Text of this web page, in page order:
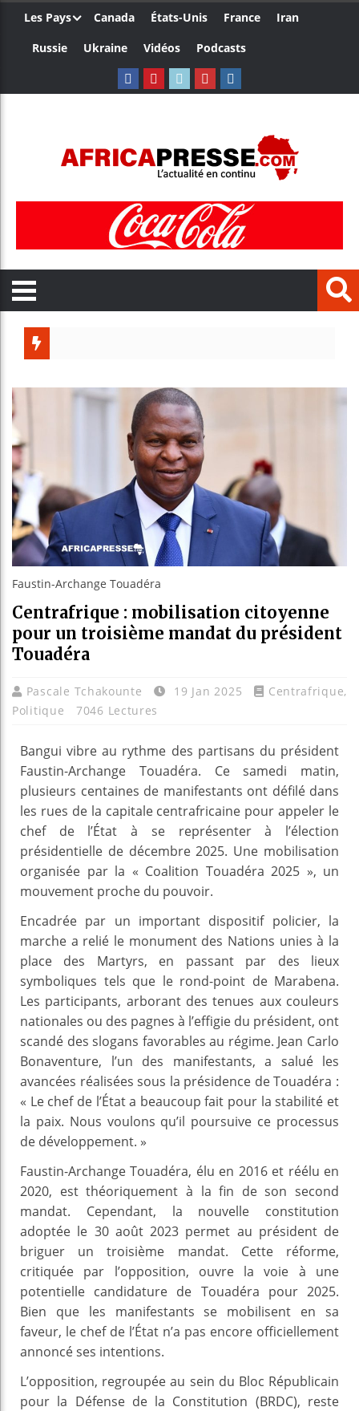
Les Pays Canada États-Unis France
Iran
Russie
Ukraine Vidéos Podcasts
Faustin-Archange Touadéra
Centrafrique : mobilisation citoyenne
pour un troisième mandat du président
Touadéra
Pascale Tchakounte 19 Jan 2025 Centrafrique,
Politique
7046 Lectures
Bangui vibre au rythme des partisans du président
Faustin-Archange Touadéra. Ce samedi matin,
plusieurs centaines de manifestants ont défilé dans
les rues de la capitale centrafricaine pour appeler le
chef de l’État à se représenter à l’élection
présidentielle de décembre 2025. Une mobilisation
organisée par la « Coalition Touadéra 2025 », un
mouvement proche du pouvoir.
Encadrée par un important dispositif policier, la
marche a relié le monument des Nations unies à la
place des Martyrs, en passant par des lieux
symboliques tels que le rond-point de Marabena.
Les participants, arborant des tenues aux couleurs
nationales ou des pagnes à l’effigie du président, ont
scandé des slogans favorables au régime. Jean Carlo
Bonaventure, l’un des manifestants, a salué les
avancées réalisées sous la présidence de Touadéra :
« Le chef de l’État a beaucoup fait pour la stabilité et
la paix. Nous voulons qu’il poursuive ce processus
de développement. »
Faustin-Archange Touadéra, élu en 2016 et réélu en
2020, est théoriquement à la fin de son second
mandat. Cependant, la nouvelle constitution
adoptée le 30 août 2023 permet au président de
briguer un troisième mandat. Cette réforme,
critiquée par l’opposition, ouvre la voie à une
potentielle candidature de Touadéra pour 2025.
Bien que les manifestants se mobilisent en sa
faveur, le chef de l’État n’a pas encore officiellement
annoncé ses intentions.
L’opposition, regroupée au sein du Bloc Républicain
pour la Défense de la Constitution (BRDC), reste